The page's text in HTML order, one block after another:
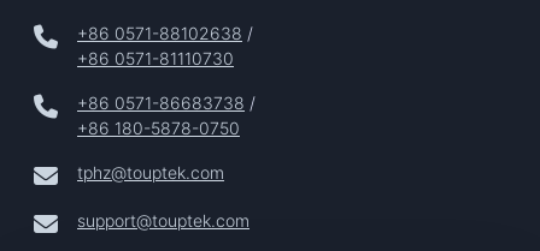
+86 0571-88102638 /
+86 0571-81110730
+86 0571-86683738 /
+86 180-5878-0750
tphz@touptek.com
support@touptek.com